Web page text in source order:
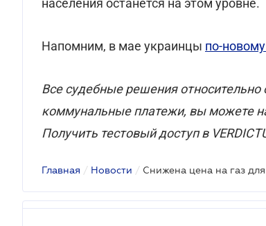
населения останется на этом уровне.
Напомним, в мае украинцы по-
Все судебные решения
коммунальные платежи, вы можете
Получить тестовый доступ в
Главная / Новости / Снижена цена на газ